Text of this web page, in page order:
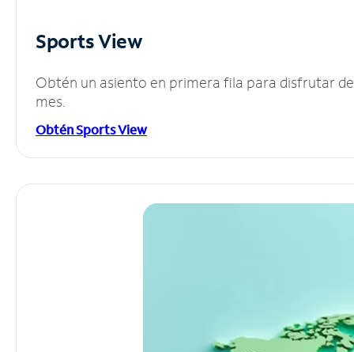
Sports View
Obtén un asiento en primera fila para disfrutar
mes.
Obtén Sports View